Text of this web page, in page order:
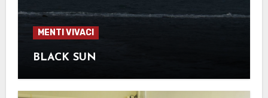
MENTI VIVACI
BLACK SUN